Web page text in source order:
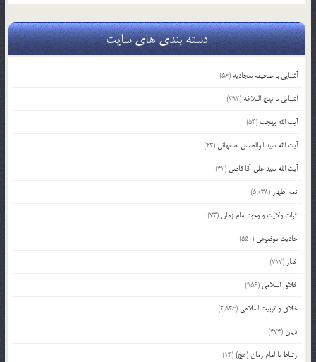
دسته بندی های سایت
آشنایی با صحیفه سجادیه (56)
آشنایی با نهج البلاغه (392)
آیت الله بهجت (54)
آیت الله سید ابوالحسن اصفهانی (43)
آیت الله سید علی آقا قاضی (42)
ائمه اطهار (5,038)
اثبات ولایت و وجود امام زمان(73)
احادیث موضوعی (550)
اخبار (717)
اخلاق اسلامی (956)
اخلاق و تربیت اسلامی (2,836)
ادیان(474)
ارتباط با امام زمان (عج)(14)